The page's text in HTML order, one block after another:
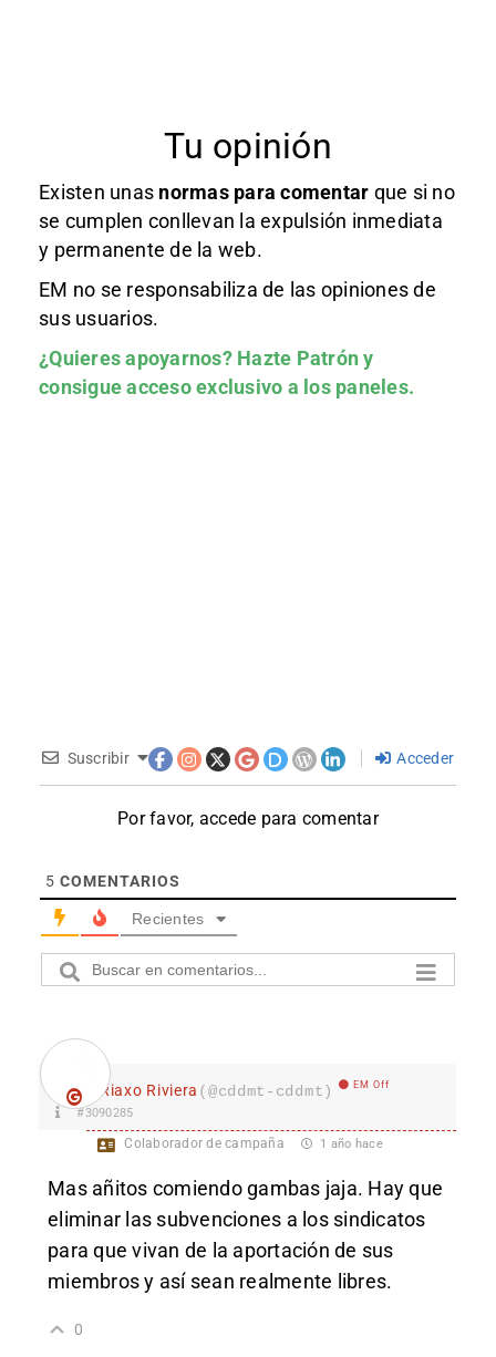
Tu opinión
Existen unas normas para comentar que si no
se cumplen conllevan la expulsión inmediata
y permanente de la web.
EM no se responsabiliza de las opiniones de
sus usuarios.
¿Quieres apoyarnos? Hazte Patróny
consigue acceso exclusivo a los paneles.
Suscribir Acceder
Por favor, accede para comentar
5 COMENTARIOS
Recientes
Riaxo Riviera (@cddmt-cddmt) EM Off
#3090285
Colaborador de campaña 1 año hace
Mas añitos comiendo gambas jaja. Hay que
eliminar las subvenciones a los sindicatos
para que vivan de la aportación de sus
miembros y así sean realmente libres.
0